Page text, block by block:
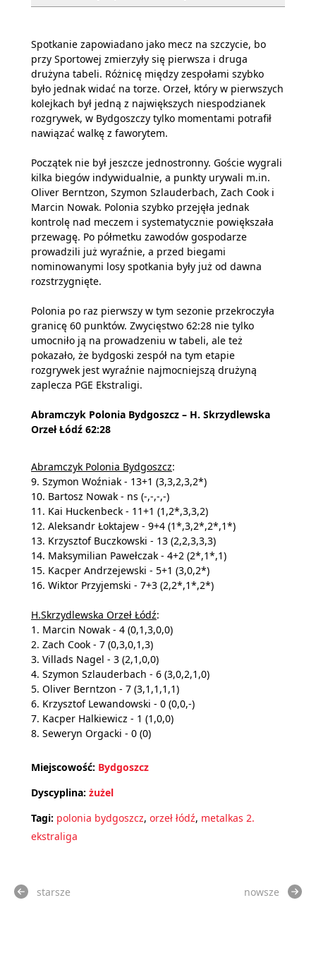
Spotkanie zapowiadano jako mecz na szczycie, bo
przy Sportowej zmierzyły się pierwsza i druga
drużyna tabeli. Różnicę między zespołami szybko
było jednak widać na torze. Orzeł, który w pierwszych
kolejkach był jedną z największych niespodzianek
rozgrywek, w Bydgoszczy tylko momentami potrafił
nawiązać walkę z faworytem.
Początek nie był jeszcze jednostronny. Goście wygrali
kilka biegów indywidualnie, a punkty urywali m.in.
Oliver Berntzon, Szymon Szlauderbach, Zach Cook i
Marcin Nowak. Polonia szybko przejęła jednak
kontrolę nad meczem i systematycznie powiększała
przewagę. Po półmetku zawodów gospodarze
prowadzili już wyraźnie, a przed biegami
nominowanymi losy spotkania były już od dawna
rozstrzygnięte.
Polonia po raz pierwszy w tym sezonie przekroczyła
granicę 60 punktów. Zwycięstwo 62:28 nie tylko
umocniło ją na prowadzeniu w tabeli, ale też
pokazało, że bydgoski zespół na tym etapie
rozgrywek jest wyraźnie najmocniejszą drużyną
zaplecza PGE Ekstraligi.
Abramczyk Polonia Bydgoszcz – H. Skrzydlewska
Orzeł Łódź 62:28
Abramczyk Polonia Bydgoszcz:
9. Szymon Woźniak - 13+1 (3,3,2,3,2*)
10. Bartosz Nowak - ns (-,-,-,-)
11. Kai Huckenbeck - 11+1 (1,2*,3,3,2)
12. Aleksandr Łoktajew - 9+4 (1*,3,2*,2*,1*)
13. Krzysztof Buczkowski - 13 (2,2,3,3,3)
14. Maksymilian Pawełczak - 4+2 (2*,1*,1)
15. Kacper Andrzejewski - 5+1 (3,0,2*)
16. Wiktor Przyjemski - 7+3 (2,2*,1*,2*)
H.Skrzydlewska Orzeł Łódź:
1. Marcin Nowak - 4 (0,1,3,0,0)
2. Zach Cook - 7 (0,3,0,1,3)
3. Villads Nagel - 3 (2,1,0,0)
4. Szymon Szlauderbach - 6 (3,0,2,1,0)
5. Oliver Berntzon - 7 (3,1,1,1,1)
6. Krzysztof Lewandowski - 0 (0,0,-)
7. Kacper Halkiewicz - 1 (1,0,0)
8. Seweryn Orgacki - 0 (0)
Miejscowość: Bydgoszcz
Dyscyplina: żużel
Tagi: polonia bydgoszcz, orzeł łódź, metalkas 2.
ekstraliga
starsze nowsze